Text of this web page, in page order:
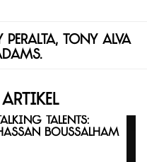
Tony Alva
Talking Talents:
Boussalham